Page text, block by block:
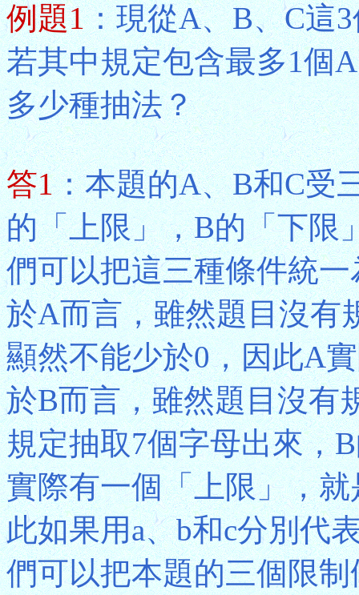
例題1：現從A、B、C這
若其中規定包含最多1個
多少種抽法？
答1：本題的A、B和C受
的「上限」，B的「下限
們可以把這三種條件統
於A而言，雖然題目沒有
顯然不能少於0，因此A
於B而言，雖然題目沒有
規定抽取7個字母出來，
實際有一個「上限」，
此如果用a、b和c分別代
們可以把本題的三個限制